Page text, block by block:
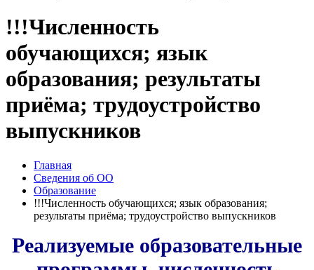
!!!Численность
обучающихся; язык
образования; результаты
приёма; трудоустройство
выпускников
Главная
Сведения об ОО
Образование
!!!Численность обучающихся; язык образования;
результаты приёма; трудоустройство выпускников
Реализуемые образовательные